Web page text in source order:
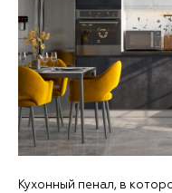
Кухонный пенал, в